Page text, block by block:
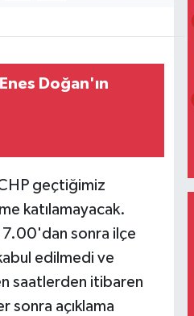
Doğan'ın
geçtiğimiz
katılamayacak.
sonra ilçe
edilmedi ve
saatlerden itibaren
sonra açıklama